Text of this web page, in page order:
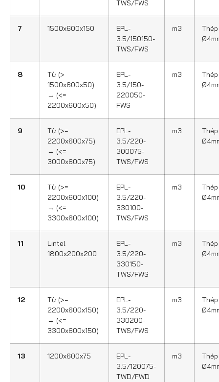
TWS/FWS
7 1500x600x150
EPL-
3.5/150150-
TWS/FWS
m3
Thép
8
Từ (>
1500x600x50)
→ (<=
2200x600x50)
EPL-
3.5/150-
220050-
FWS
m3
Thép
9
Từ (>=
2200x600x75)
→ (<=
3000x600x75)
EPL-
3.5/220-
300075-
TWS/FWS
m3
Thép
10
Từ (>=
2200x600x100)
→ (<=
3300x600x100)
EPL-
3.5/220-
330100-
TWS/FWS
m3
Thép
11
Lintel
1800x200x200
EPL-
3.5/220-
330150-
TWS/FWS
m3
Thép
12
Từ (>=
2200x600x150)
→ (<=
3300x600x150)
EPL-
3.5/220-
330200-
TWS/FWS
m3
Thép
13 1200x600x75
EPL-
3.5/120075-
TWD/FWD
m3
Thép